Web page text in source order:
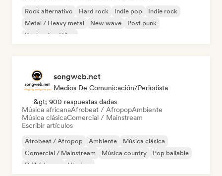
Rock alternativo Hard rock Indie pop
Indie rock
Metal / Heavy metal
New wave
Post punk
Rock psicodélico
songweb.net
Medios De Comunicación/Periodista
&gt; 900 respuestas dadas
Música africanaAfrobeat / AfropopAmbiente
Música clásicaComercial / Mainstream
Escribir artículos
Afrobeat / Afropop Ambiente
Música clásica
Comercial / Mainstream
Música country
Pop bailable
Drill / Jersey
Hip-hop